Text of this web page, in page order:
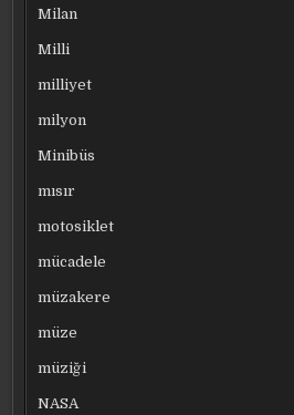
Milan
Milli
milliyet
milyon
Minibüs
mısır
motosiklet
mücadele
müzakere
müze
müziği
NASA